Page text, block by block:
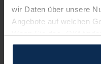
wir Daten über unsere
Angebote auf welchen
Wenn Sie das „OK“
und erlauben uns
verwenden und diese
Opel Insignia
Kombi